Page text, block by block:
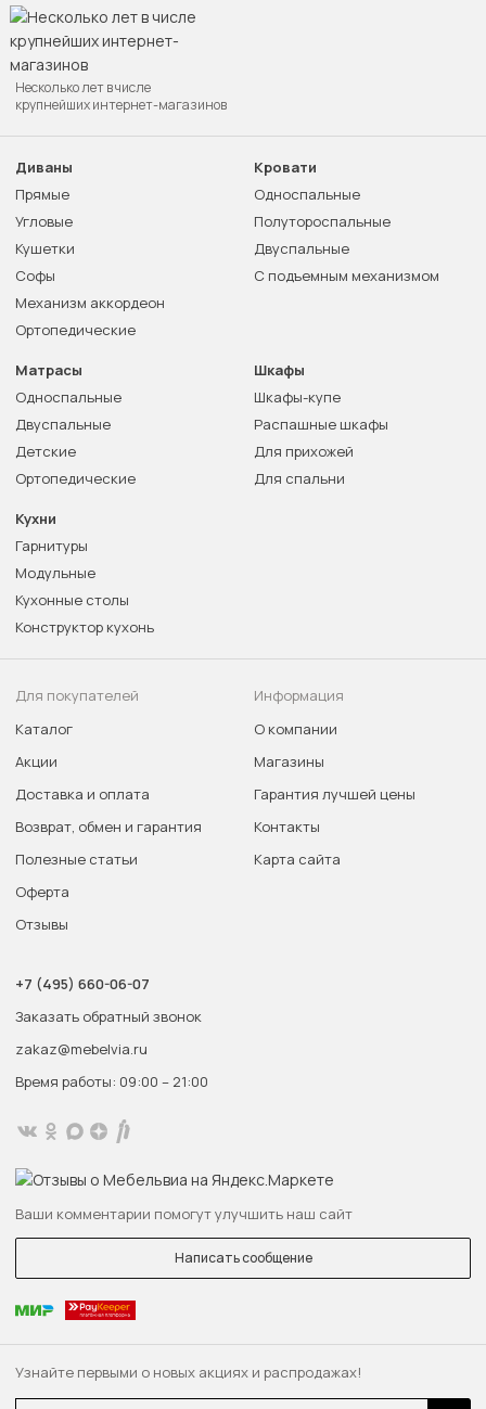
Узнайте первыми о новых акциях и распродажах!
Несколько лет в числе
крупнейших интернет-магазинов
Диваны
Прямые
Угловые
Кушетки
Софы
Механизм аккордеон
Ортопедические
Кровати
Односпальные
Полутороспальные
Двуспальные
С подъемным механизмом
Матрасы
Односпальные
Двуспальные
Детские
Ортопедические
Шкафы
Шкафы-купе
Распашные шкафы
Для прихожей
Для спальни
Кухни
Гарнитуры
Модульные
Кухонные столы
Конструктор кухонь
Для покупателей
Каталог
Акции
Доставка и оплата
Возврат, обмен и гарантия
Полезные статьи
Оферта
Отзывы
Информация
О компании
Магазины
Гарантия лучшей цены
Контакты
Карта сайта
+7 (495) 660-06-07
Заказать обратный звонок
zakaz@mebelvia.ru
Время работы: 09:00 – 21:00
Ваши комментарии помогут улучшить наш сайт
Написать сообщение